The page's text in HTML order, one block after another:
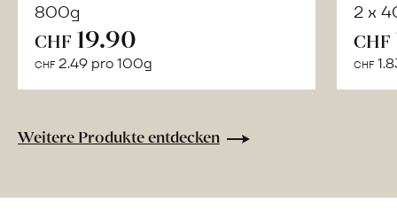
800g
CHF 19.90
CHF 2.49 pro 100g
2 x
CHF
CHF
Weitere Produkte entdecken